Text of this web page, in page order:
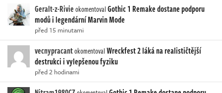
Geralt-z-RivieokomentovalGothic 1 Remake dostane podporu
modů i legendární Marvin Mode
před 15 minutami
vecnypracantokomentovalWreckfest 2 láká na realističtější
destrukci i vylepšenou fyziku
před 2 hodinami